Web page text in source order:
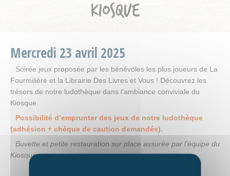
KIOSQUE
Mercredi 23 avril 2025
Soirée jeux proposée par les bénévoles les plus joueurs de La
Fourmilière et la Librairie Des Livres et Vous ! Découvrez les
trésors de notre ludothèque dans l'ambiance conviviale du
Kiosque.
Possibilité d’emprunter des jeux de notre ludothèque
(adhésion + chèque de caution demandés).
Buvette et petite restauration sur place assurée par l’équipe du
Kiosque.